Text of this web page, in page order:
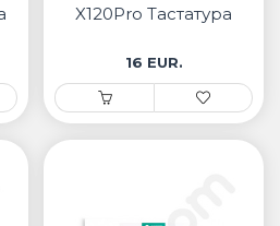
X120Pro Тастатура
16 EUR.